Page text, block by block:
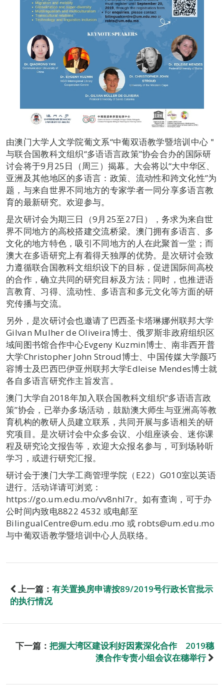
由澳门大学人文学院葡文系“中葡双语教学暨培训中心＂
与联合国教科文组织“多语语言政策”协会合办的国际研
讨会将于9月25日（周三）揭幕。大会将以“大中华区、
亚洲及其他地区的多语言：政策、流动性和跨文化性”为
题，与来自世界不同地方的专家学者一同分享多语言教
育的最新研究。欢迎参与。
是次研讨会为期三日（9月25至27日），务求为来自世
界不同地方的高校搭建交流桥梁。澳门拥有多语言、多
文化的地方特色，吸引不同地方的人在此聚首一堂；而
澳大在多语研究上有着得天独厚的优势。是次研讨会致
力遵循联合国教科文组织设下的目标，促进国际间高校
的合作，确立共同的研究目标及方法；同时，也推进语
言教育、习得、流动性、多语言和多元文化等方面的研
究传播与交流。
另外，是次研讨会也邀请了巴西圣卡塔琳娜州联邦大学
Gilvan Mulher de Oliveira博士、俄罗斯非政府组织区
域间图书馆合作中心Evgeny Kuzmin博士、南非西开普
大学Christopher John Stroud博士、中国传媒大学颜巧
容博士及巴西巴伊亚州联邦大学Edleise Mendes博士就
各自多语言研究作主旨发言。
澳门大学自2018年加入联合国教科文组织“多语语言政
策”协会，已举办多场活动，鼓励澳大师生与亚洲高等教
育机构的教研人员建立联系，共同开展与多语相关的研
究项目。是次研讨会中众多会议、小组座谈会、迷你课
程及研究论文报告等，欢迎大众报名参与，可到场聆听
学习，或进行研究汇报。
研讨会于澳门大学工商管理学院（E22）G010室以英语
进行。活动详请可浏览：
https://go.um.edu.mo/vv8nhl7r。如有查询，可于办
公时间内致电8822 4532 或电邮至
BilingualCentre@um.edu.mo 或 robts@um.edu.mo
与中葡双语教学暨培训中心人员联络。
上一篇： 有关置换房申请按89/2019号行政长官批示
的执行情况
下一篇： 把握大湾区建设利好因素深化合作 2019穗
澳合作专责小组会议在穗举行